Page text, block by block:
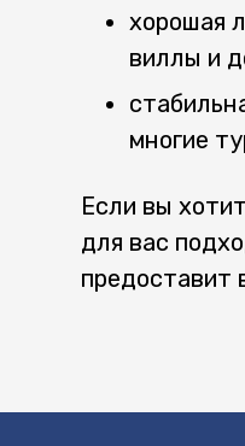
хорошая
виллы и
многие
Если вы
для вас
предоставит